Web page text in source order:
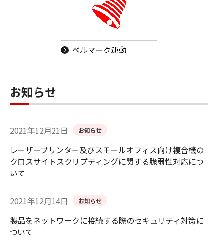
ベルマーク運動
お知らせ
2021年12月21日 お知らせ
レーザープリンター及びスモールオフィス向け複合機の
クロスサイトスクリプティングに関する脆弱性対応につ
いて
2021年12月14日 お知らせ
製品をネットワークに接続する際のセキュリティ対策に
ついて